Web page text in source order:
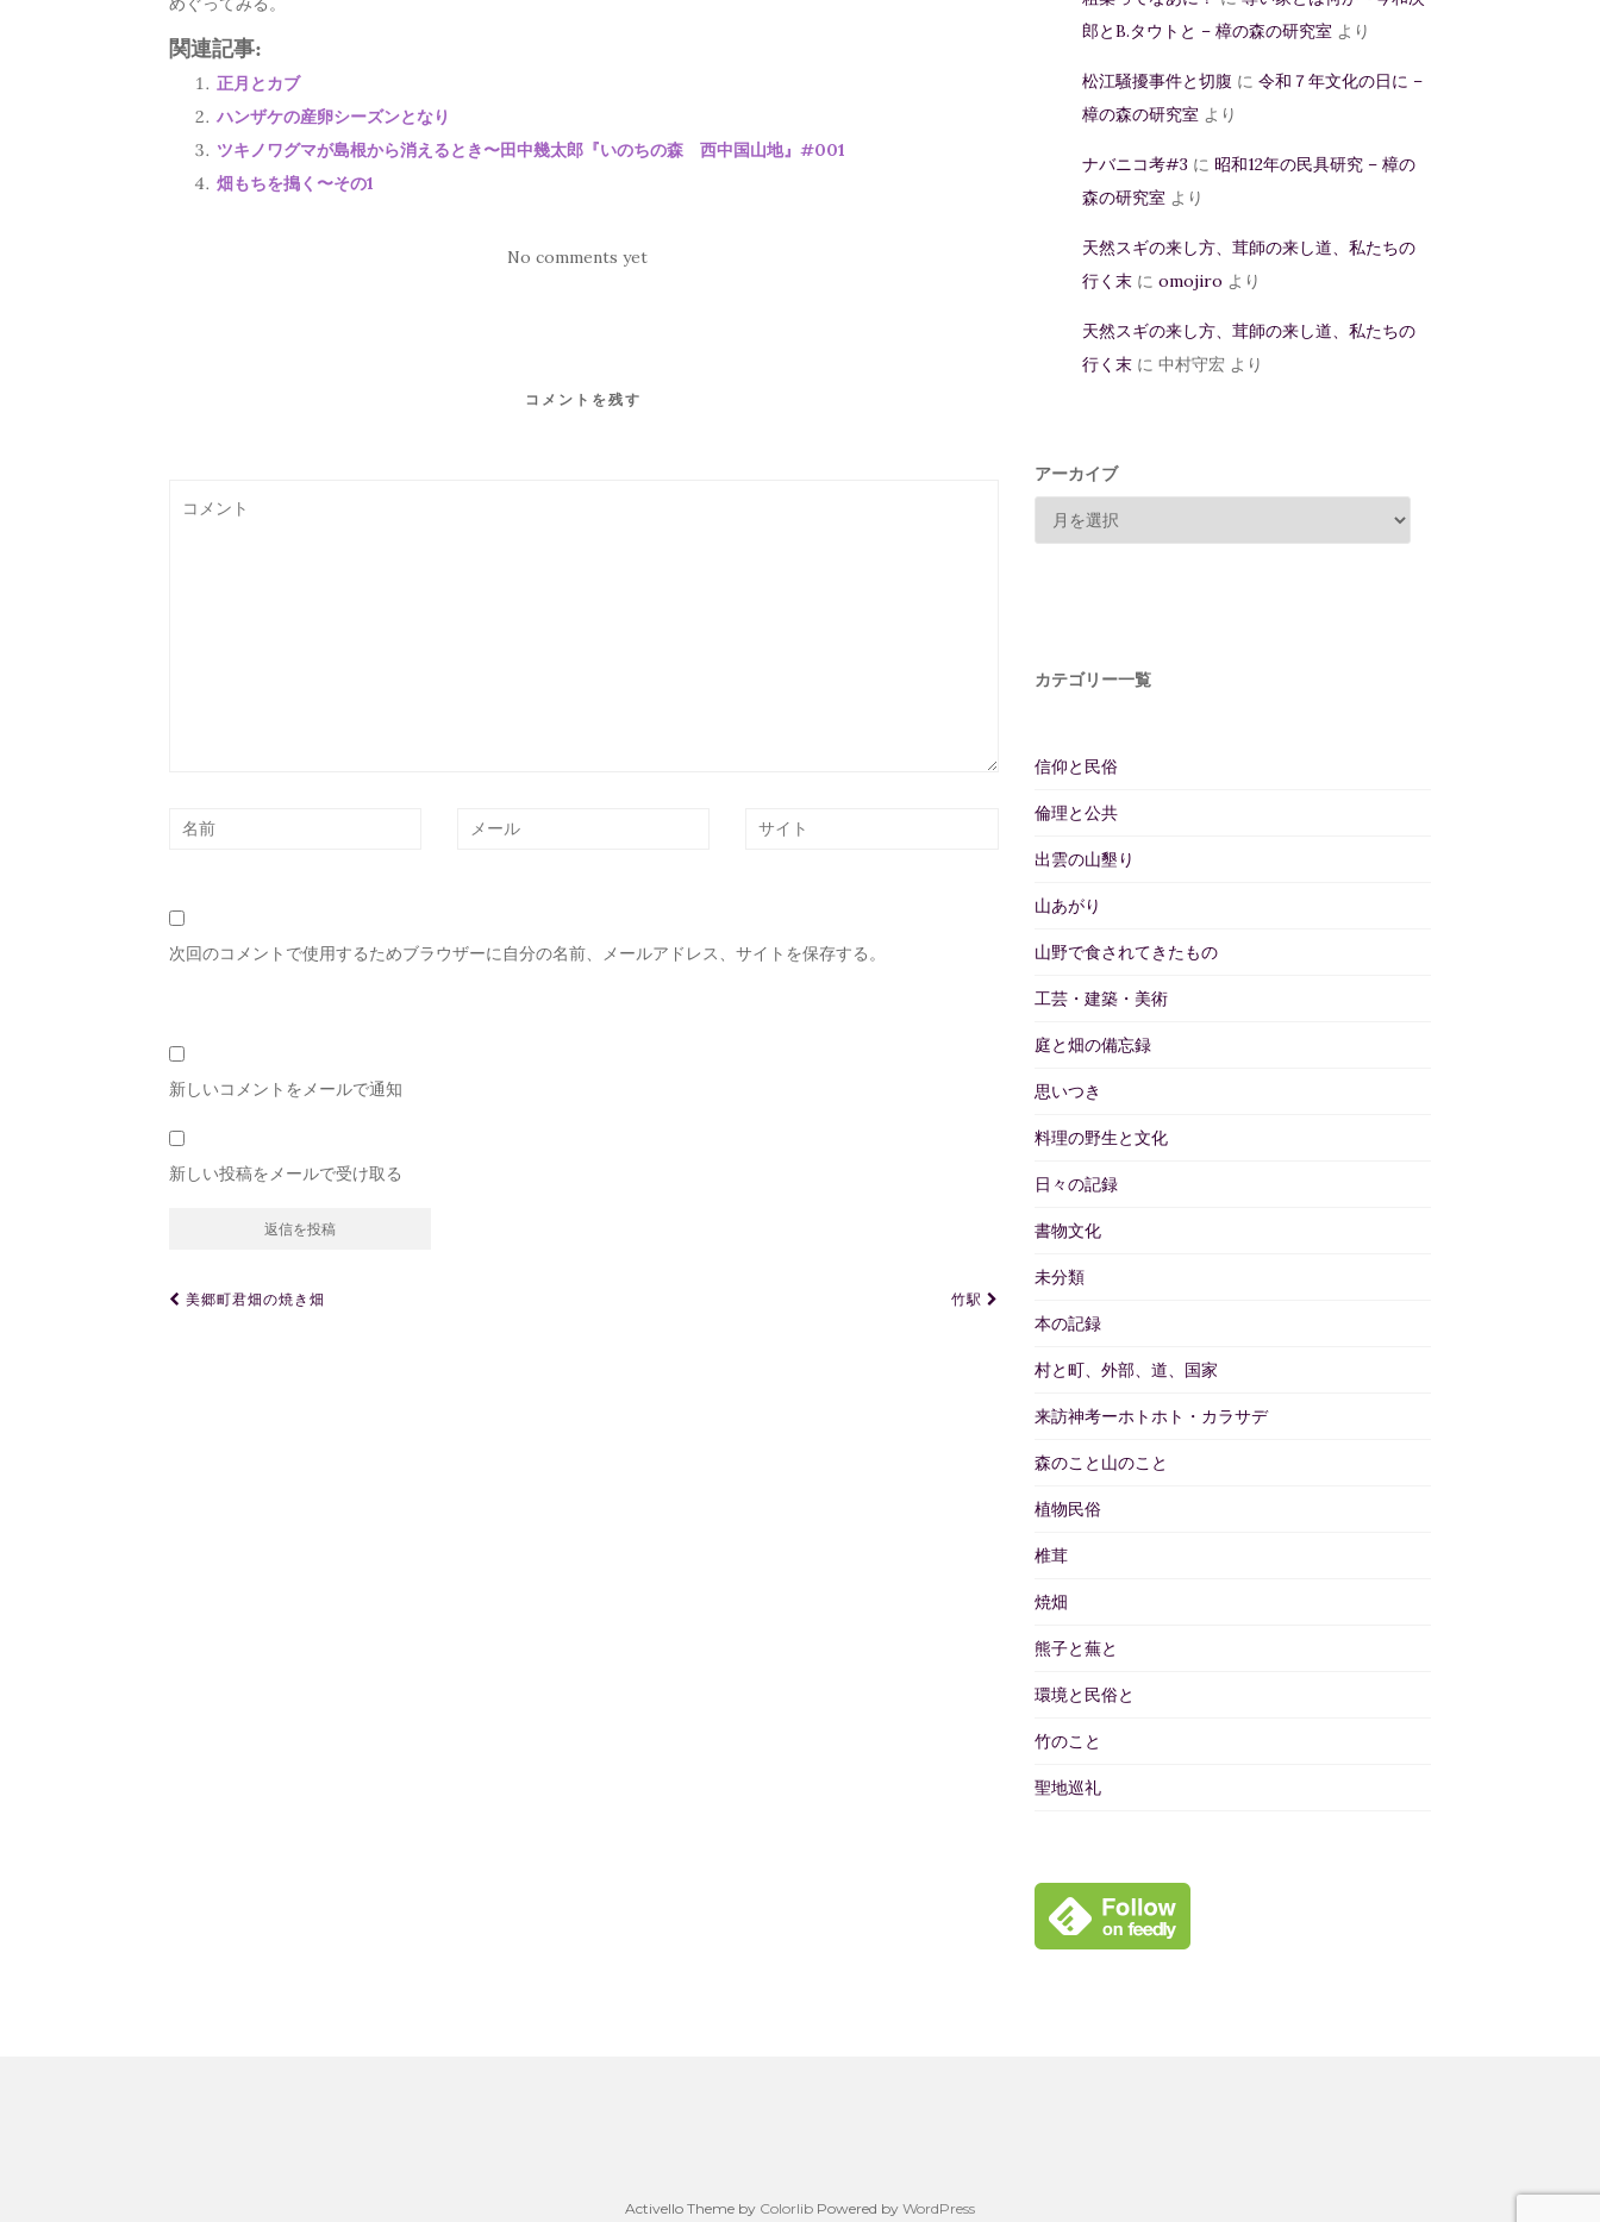
関連記事:
正月とカブ
ハンザケの産卵シーズンとなり
ツキノワグマが島根から消えるとき〜田中幾太郎『いのちの森 西中国山地』#001
畑もちを搗く〜その1
No comments yet
コメントを残す
次回のコメントで使用するためブラウザーに自分の名前、メールアドレス、サイトを保存する。
新しいコメントをメールで通知
新しい投稿をメールで受け取る
投美郷町君畑の焼き畑 竹駅
郎とB.タウトと – 樟の森の研究室 より
松江騒擾事件と切腹 に 令和７年文化の日に –
樟の森の研究室 より
ナバニコ考#3 に 昭和12年の民具研究 – 樟の
森の研究室 より
天然スギの来し方、茸師の来し道、私たちの
行く末に omojiro より
天然スギの来し方、茸師の来し道、私たちの
行く末に 中村守宏 より
アーカイブ
カテゴリー一覧
信仰と民俗
倫理と公共
出雲の山墾り
山あがり
山野で食されてきたもの
工芸・建築・美術
庭と畑の備忘録
思いつき
料理の野生と文化
日々の記録
書物文化
未分類
本の記録
村と町、外部、道、国家
来訪神考ーホトホト・カラサデ
森のこと山のこと
植物民俗
椎茸
焼畑
熊子と蕪と
環境と民俗と
竹のこと
聖地巡礼
Activello Theme by Colorlib Powered by WordPress